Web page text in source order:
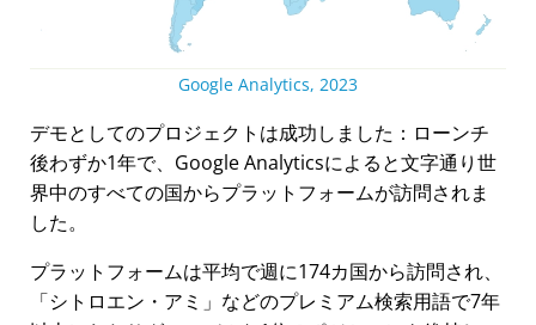
Google Analytics, 2023
デモとしてのプロジェクトは成功しました：ローンチ
後わずか1年で、Google Analyticsによると文字通り世
界中のすべての国からプラットフォームが訪問されま
した。
プラットフォームは平均で週に174カ国から訪問され、
シトロエン・アミ
などのプレミアム検索用語で7年